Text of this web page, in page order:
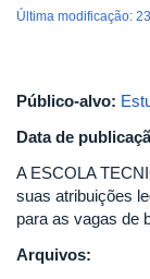
Última modificação:
Público-alvo:
Data de
A ESCOLA
suas atribuições
para as vagas de
Arquivos: